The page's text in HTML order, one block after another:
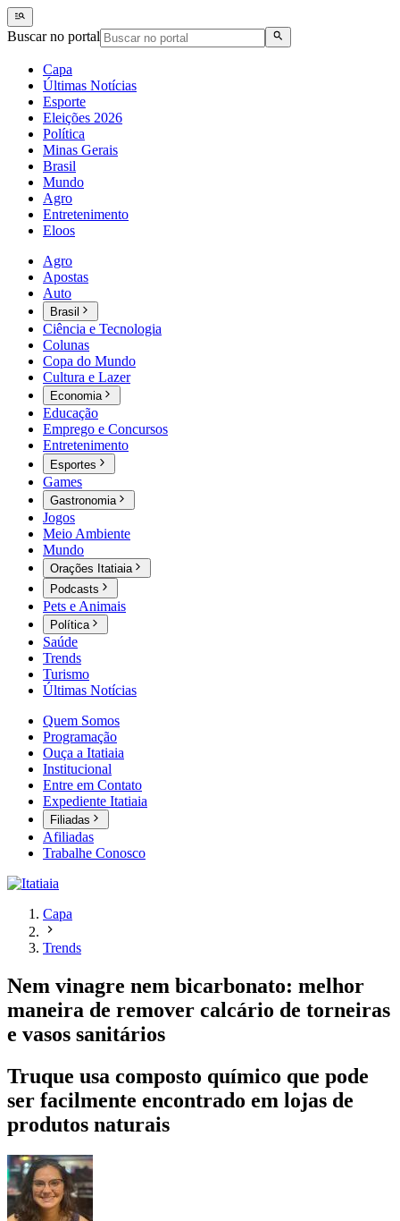
Buscar no portal
Capa
Últimas Notícias
Esporte
Eleições 2026
Política
Minas Gerais
Brasil
Mundo
Agro
Entretenimento
Eloos
Agro
Apostas
Auto
Brasil
Ciência e Tecnologia
Colunas
Copa do Mundo
Cultura e Lazer
Economia
Educação
Emprego e Concursos
Entretenimento
Esportes
Games
Gastronomia
Jogos
Meio Ambiente
Mundo
Orações Itatiaia
Podcasts
Pets e Animais
Política
Saúde
Trends
Turismo
Últimas Notícias
Quem Somos
Programação
Ouça a Itatiaia
Institucional
Entre em Contato
Expediente Itatiaia
Filiadas
Afiliadas
Trabalhe Conosco
Capa
Trends
Nem vinagre nem bicarbonato: melhor
maneira de remover calcário de torneiras
e vasos sanitários
Truque usa composto químico que pode
ser facilmente encontrado em lojas de
produtos naturais